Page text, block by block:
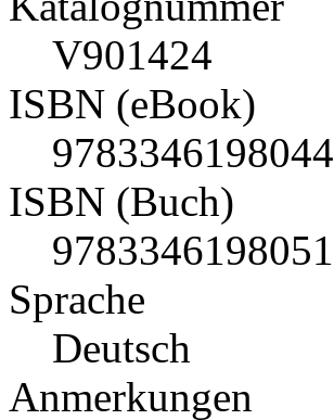
V901424
ISBN (eBook)
9783346198044
ISBN (Buch)
9783346198051
Sprache
Deutsch
Anmerkungen